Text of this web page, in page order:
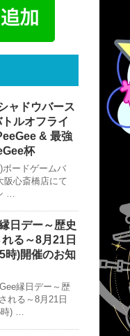
ャドウバース
ルオフライ
& 最強
杯
ボードゲームバ
阪心斎橋店にて
…
日デー～歴史
る～8月21日
時)開催のお知
縁日デー～歴
れる～8月21日
) …